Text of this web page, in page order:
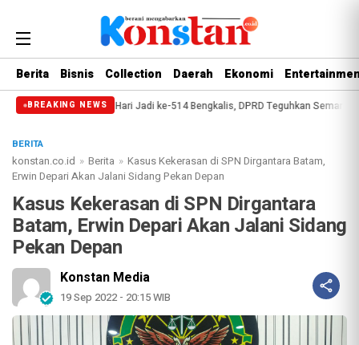
Berita Bisnis Collection Daerah Ekonomi
BREAKING NEWS
Paripurna Hari Jadi ke-514 Bengkalis, DPRD Teguhkan Semangat
BERITA
konstan.co.id » Berita » Kasus Kekerasan di SPN Dirgantara Batam,
Erwin Depari Akan Jalani Sidang Pekan Depan
Kasus Kekerasan di SPN Dirgantara
Batam, Erwin Depari Akan Jalani Sidang
Pekan Depan
Konstan Media
19 Sep 2022 - 20:15 WIB